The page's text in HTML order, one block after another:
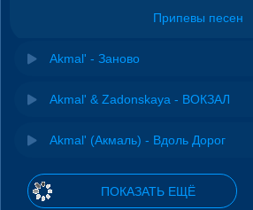
Припевы песен
Akmal' - Заново
Akmal' & Zadonskaya - ВОКЗАЛ
Akmal' (Акмаль) - Вдоль Дорог
ПОКАЗАТЬ ЕЩЁ